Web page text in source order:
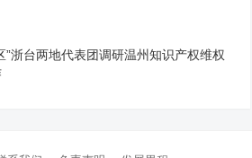
”浙台两地代表团调研温州知识产权维权